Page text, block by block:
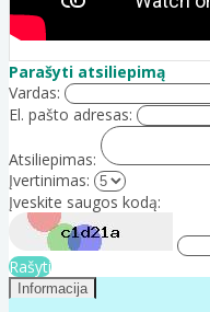
Parašyti atsiliepimą
Vardas:
El. pašto adresas:
Atsiliepimas:
Įvertinimas:
Įveskite saugos kodą:
Rašyti
Informacija